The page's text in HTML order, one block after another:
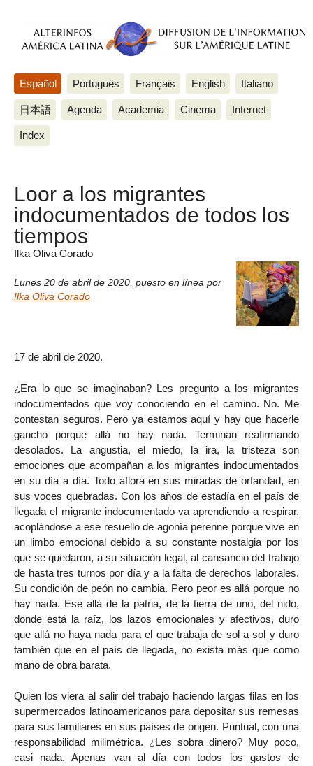
Español Português Français English Italiano
日本語 Agenda Academia Cinema Internet
Index
Loor a los migrantes
indocumentados de todos los
tiempos
Ilka Oliva Corado
Lunes 20 de abril de 2020 puesto en línea por
Ilka Oliva Corado
17 de abril de 2020.
¿Era lo que se imaginaban? Les pregunto a los migrantes
indocumentados que voy conociendo en el camino. No. Me
contestan seguros. Pero ya estamos aquí y hay que hacerle
gancho porque allá no hay nada. Terminan reafirmando
desolados. La angustia, el miedo, la ira, la tristeza son
emociones que acompañan a los migrantes indocumentados
en su día a día. Todo aflora en sus miradas de orfandad, en
sus voces quebradas. Con los años de estadía en el país de
llegada el migrante indocumentado va aprendiendo a respirar,
acoplándose a ese resuello de agonía perenne porque vive en
un limbo emocional debido a su constante nostalgia por los
que se quedaron, a su situación legal, al cansancio del trabajo
de hasta tres turnos por día y a la falta de derechos laborales.
Su condición de peón no cambia. Pero peor es allá porque no
hay nada. Ese allá de la patria, de la tierra de uno, del nido,
donde está la raíz, los lazos emocionales y afectivos, duro
que allá no haya nada para el que trabaja de sol a sol y duro
también que en el país de llegada, no exista más que como
mano de obra barata.
Quien los viera al salir del trabajo haciendo largas filas en los
supermercados latinoamericanos para depositar sus remesas
para sus familiares en sus países de origen. Puntual, con una
responsabilidad milimétrica. ¿Les sobra dinero? Muy poco,
casi nada. Apenas van al día con todos los gastos de